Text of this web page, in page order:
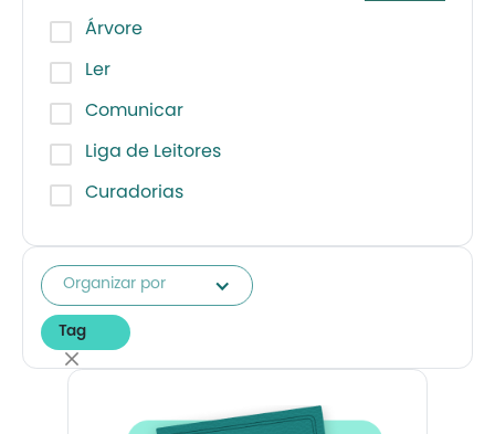
Árvore
Ler
Comunicar
Liga de Leitores
Curadorias
Tag
Organizar por